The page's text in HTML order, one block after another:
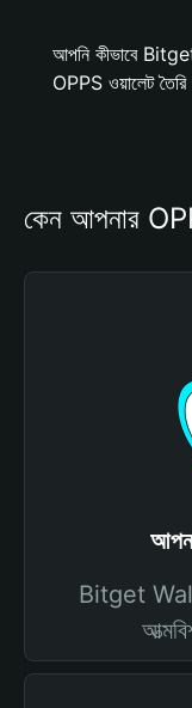
আপনি কীভাবে
OPPS ওয়ালেট তৈরি
কেন আপনার
Bitget